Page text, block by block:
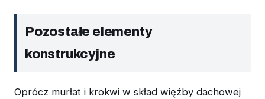
Pozostałe elementy
konstrukcyjne
Oprócz murłat i krokwi w skład więźby dachowej